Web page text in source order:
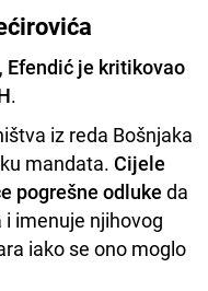
Efendić je kritikovao
.
iz reda Bošnjaka
mandata. Cijele
pogrešne odluke da
i imenuje njihovog
iako se ono moglo